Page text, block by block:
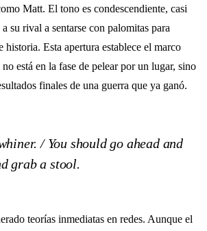
Matt. El tono es condescendiente, casi
su rival a sentarse con palomitas para
historia. Esta apertura establece el marco
está en la fase de pelear por un lugar, sino
finales de una guerra que ya ganó.
/ You should go ahead and
grab a stool.
teorías inmediatas en redes. Aunque el